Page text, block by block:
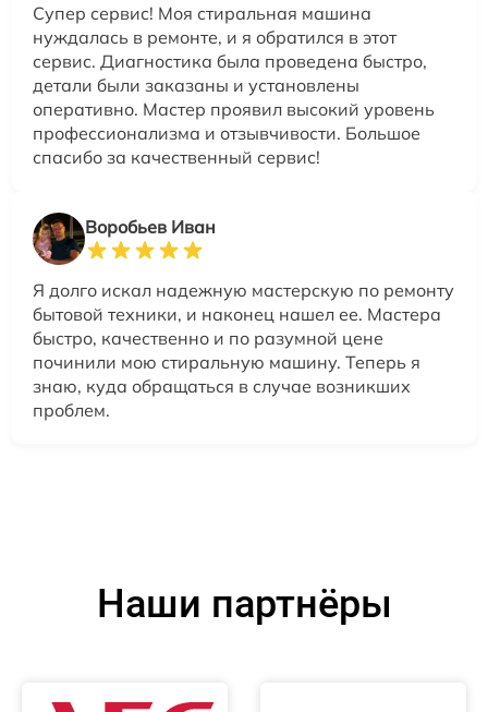
Супер сервис! Моя стиральная машина
нуждалась в ремонте, и я обратился в этот
сервис. Диагностика была проведена быстро,
детали были заказаны и установлены
оперативно. Мастер проявил высокий уровень
профессионализма и отзывчивости. Большое
спасибо за качественный сервис!
Воробьев Иван
Я долго искал надежную мастерскую по ремонту
бытовой техники, и наконец нашел ее. Мастера
быстро, качественно и по разумной цене
починили мою стиральную машину. Теперь я
знаю, куда обращаться в случае возникших
проблем.
Наши партнёры